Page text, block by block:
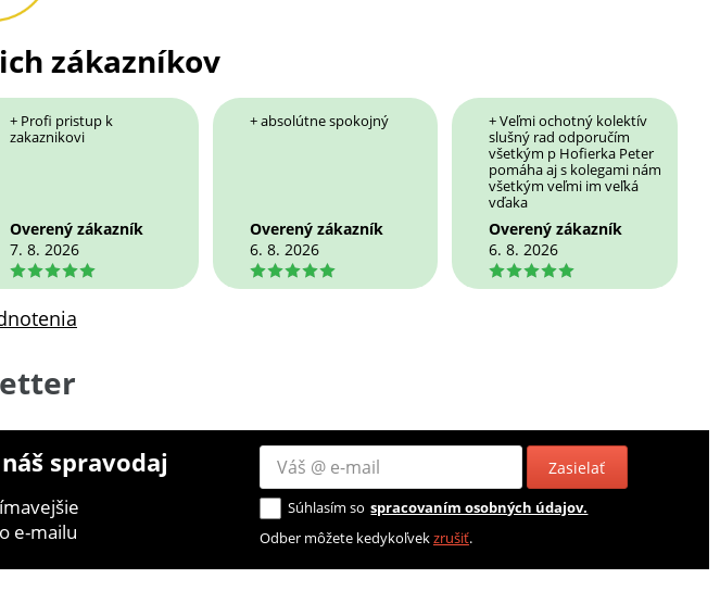
zákazníkov
+ Profi pristup k
zakaznikovi
Overený zákazník
7. 8. 2026
5
+ absolútne spokojný
Overený zákazník
6. 8. 2026
5
+ Veľmi ochotný kolektív
slušný rad odporučím
všetkým p Hofierka Peter
pomáha aj s kolegami nám
všetkým veľmi im veľká
vďaka
Overený zákazník
6. 8. 2026
5
spravodaj Zasielať
e-mailu
Súhlasím so spracovaním osobných údajov.
Odber môžete kedykoľvekzrušiť.